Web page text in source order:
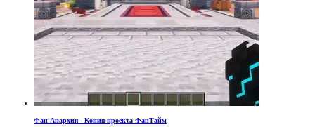
Фан Анархия - Копия проекта ФанТайм